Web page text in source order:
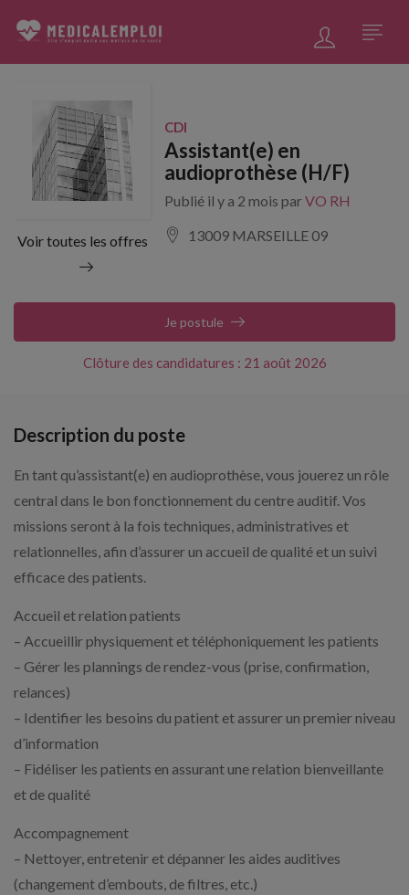
Voir toutes les offres
CDI
Assistant(e) en
audioprothèse (H/F)
Publié il y a 2 mois parVO RH
13009 MARSEILLE 09
Clôture des candidatures : 21 août 2026
Je postule
Description du poste
En tant qu’assistant(e) en audioprothèse, vous jouerez un rôle
central dans le bon fonctionnement du centre auditif. Vos
missions seront à la fois techniques, administratives et
relationnelles, afin d’assurer un accueil de qualité et un suivi
efficace des patients.
Accueil et relation patients
– Accueillir physiquement et téléphoniquement les patients
– Gérer les plannings de rendez-vous (prise, confirmation,
relances)
– Identifier les besoins du patient et assurer un premier niveau
d’information
– Fidéliser les patients en assurant une relation bienveillante
et de qualité
Accompagnement
– Nettoyer, entretenir et dépanner les aides auditives
(changement d’embouts, de filtres, etc.)